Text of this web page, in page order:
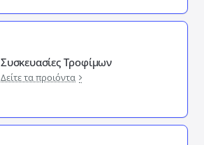
Συσκευασίες Τροφίμων
Δείτε τα προιόντα